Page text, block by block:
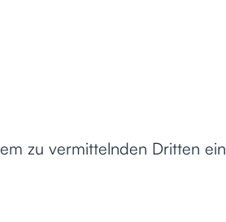
zu vermittelnden Dritten ein